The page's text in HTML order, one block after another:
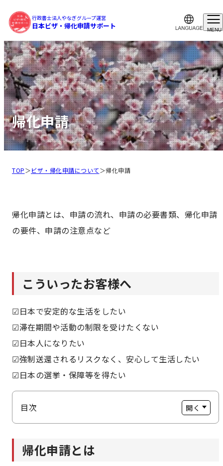
行政書士法人やなぎグループ運営
日本ビザ・帰化申請サポート MENU
帰化申請
TOP＞ビザ・帰化申請について＞帰化申請
帰化申請とは、申請の流れ、申請の必要書類、帰化申請
の要件、申請の注意点など
こういったお客様へ
☑日本で安定的な生活をしたい
☑滞在期間や活動の制限を受けたくない
☑日本人になりたい
☑強制送還されるリスクなく、安心して生活したい
☑日本の選挙・保障等を得たい
目次
帰化申請とは
帰化申請と国籍取得届出の違い
帰化申請とは